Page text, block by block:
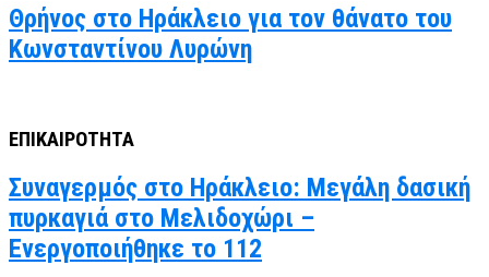
Θρήνος στο Ηράκλειο για τον θάνατο του
Κωνσταντίνου Λυρώνη
ΕΠΙΚΑΙΡΟΤΗΤΑ
Συναγερμός στο Ηράκλειο: Μεγάλη δασική
πυρκαγιά στο Μελιδοχώρι –
Ενεργοποιήθηκε το 112